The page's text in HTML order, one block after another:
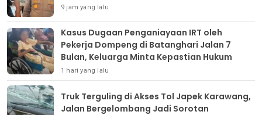
9 jam yang lalu
Kasus Dugaan Penganiayaan IRT oleh
Pekerja Dompeng di Batanghari Jalan 7
Bulan, Keluarga Minta Kepastian Hukum
1 hari yang lalu
Truk Terguling di Akses Tol Japek Karawang,
Jalan Bergelombang Jadi Sorotan